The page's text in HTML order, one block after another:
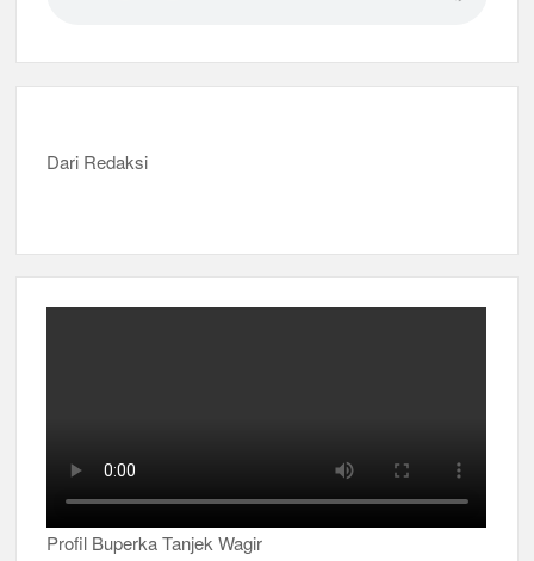
Dari Redaksi
Profil Buperka Tanjek Wagir